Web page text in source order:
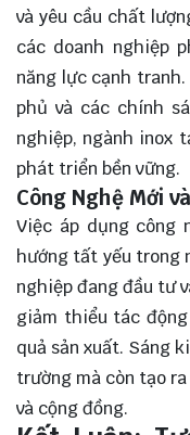
và yêu cầu chất
các doanh nghiệp
năng lực cạnh
phủ và các chính
nghiệp, ngành inox
phát triển bền vững.
Công Nghệ Mới
Việc áp dụng công
hướng tất yếu trong
nghiệp đang đầu tư
giảm thiểu tác
quả sản xuất. Sáng
trường mà còn tạo
và cộng đồng.